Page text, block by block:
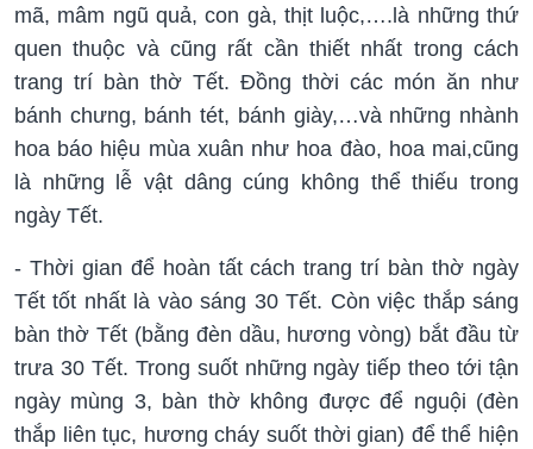
mã, mâm ngũ quả, con gà, thịt luộc,….là những thứ
quen thuộc và cũng rất cần thiết nhất trong cách
trang trí bàn thờ Tết. Đồng thời các món ăn như
bánh chưng, bánh tét, bánh giày,…và những nhành
hoa báo hiệu mùa xuân như hoa đào, hoa mai,cũng
là những lễ vật dâng cúng không thể thiếu trong
ngày Tết.
- Thời gian để hoàn tất cách trang trí bàn thờ ngày
Tết tốt nhất là vào sáng 30 Tết. Còn việc thắp sáng
bàn thờ Tết (bằng đèn dầu, hương vòng) bắt đầu từ
trưa 30 Tết. Trong suốt những ngày tiếp theo tới tận
ngày mùng 3, bàn thờ không được để nguội (đèn
thắp liên tục, hương cháy suốt thời gian) để thể hiện